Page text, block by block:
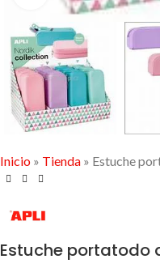
Inicio » Tienda » Estuche
Estuche portatodo